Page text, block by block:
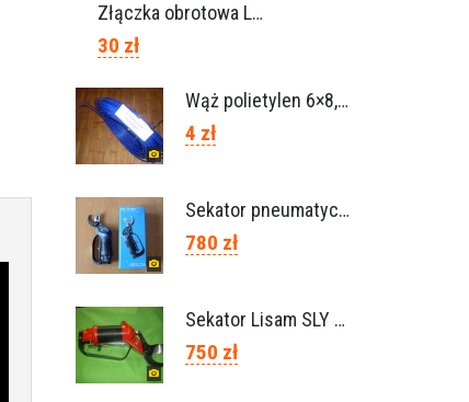
Złączka obrotowa Lisam do węża 6×8 / Ref. 0160.0100
30 zł
Wąż polietylen 6×8, Ref.0120.0203
4 zł
Sekator pneumatyczny VICTORY (Campagnola Włochy)
780 zł
Sekator Lisam SLY / przedłużki 0,5m 1m (Włochy)
750 zł